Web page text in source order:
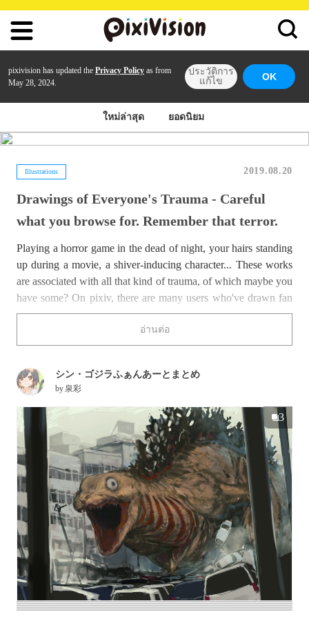
pixivision has updated the Privacy Policy as from
May 28, 2024.
ประวัติการ
แก้ไข
OK
ใหม่ล่าสุด ยอดนิยม
Illustrations 2019.08.20
Drawings of Everyone's Trauma - Careful
what you browse for. Remember that terror.
Playing a horror game in the dead of night, your hairs standing
up during a movie, a shiver-inducing character... These works
are associated with all that kind of trauma, of which maybe you
have some? On pixiv, there are many users who've drawn fan
art of all kinds of horrible terrors, which is scary in and of itself,
and the tag "everyone's trauma" (みんなのトラウマ) became
associated with such works.
Enjoy!
อ่านต่อ
シン・ゴジラふぁんあーとまとめ
by 泉彩
3